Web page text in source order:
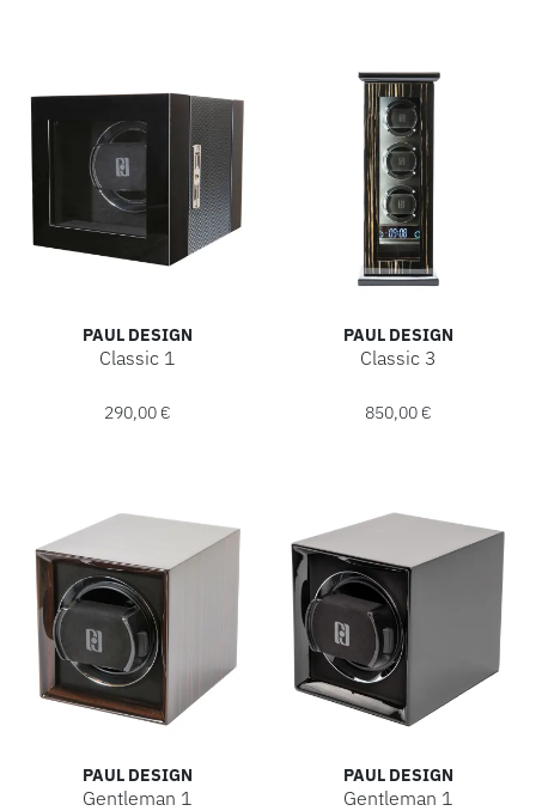
SCHMUCK
LUXURY DEALS
HOCHZEIT
ACCESSOIRES
ÜBER UNS
PAUL DESIGN
Classic 1
290,00 €
PAUL DESIGN
Classic 3
850,00 €
PAUL DESIGN
Gentleman 1
PAUL DESIGN
Gentleman 1